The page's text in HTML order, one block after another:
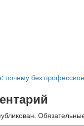
почему без